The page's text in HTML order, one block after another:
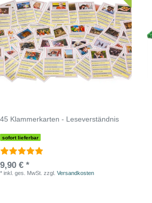
45 Klammerkarten - Leseverständnis
sofort lieferbar
9,90 € *
*inkl. ges. MwSt. zzgl.Versandkosten